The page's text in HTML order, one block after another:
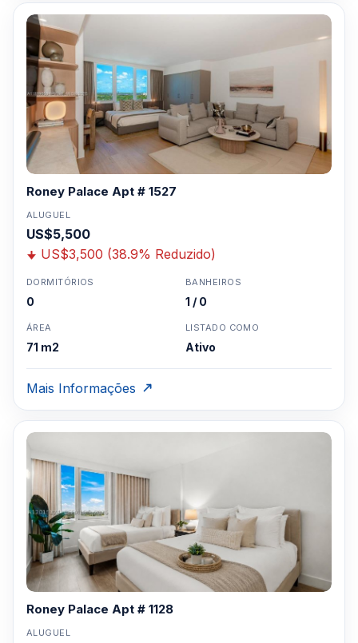
Roney Palace Apt # 1527
ALUGUEL
US$5,500
US$3,500 (38.9% Reduzido)
DORMITÓRIOS
0
BANHEIROS
1 / 0
ÁREA
71 m2
LISTADO COMO
Ativo
Mais Informações
Roney Palace Apt # 1128
ALUGUEL